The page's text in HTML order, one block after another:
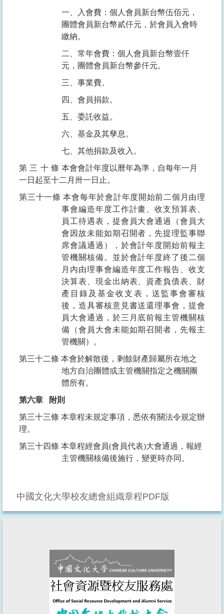
一、入會費：個人會員新台幣伍佰元，
團體會員新台幣貳仟元，於會員入會時
繳納。
二、常年會費：個人會員新台幣壹仟
元，團體會員新台幣參仟元。
三、事業費。
四、會員捐款。
五、委託收益。
六、基金及其孳息。
七、其他捐款及收入。
第三十條本會會計年度以曆年為準，自每年一月
一日起至十二月卅一日止。
第三十一條 本會每年於會計年度開始前二個月由理
事會編造年度工作計畫、收支預算表、
員工待遇表，提會員大會通過（會員大
會因故未能如期召開者，先提理監事聯
席會議通過），於會計年度開始前報主
管機關核備。並於會計年度終了後二個
月內由理事會編造年度工作報告、收支
決算表、現金出納表、資產負債表、財
產目錄及基金收支表，送監事會審核
後，造具審核意見書送還理事會，提會
員大會通過，於三月底前報主管機關核
備（會員大會未能如期召開者，先報主
管機關）。
第三十二條 本會於解散後，剩餘財產歸屬所在地之
地方自治團體或主管機關指定之機關團
體所有。
第六章
附則
第三十三條 本章程未規定事項，悉依有關法令規定辦
理。
第三十四條 本章程經會員(會員代表)大會通過，報經
主管機關核備後施行，變更時亦同。
中國文化大學校友總會組織章程PDF版